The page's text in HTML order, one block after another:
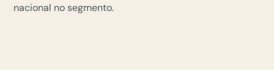
nacional no segmento.